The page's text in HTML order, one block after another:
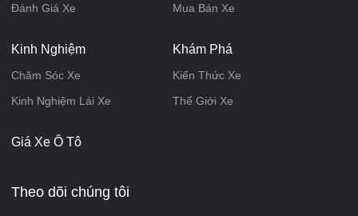
Đánh Giá Xe
Mua Bán Xe
Kinh Nghiệm
Chăm Sóc Xe
Kinh Nghiệm Lái Xe
Khám Phá
Kiến Thức Xe
Thế Giới Xe
Giá Xe Ô Tô
Theo dõi chúng tôi